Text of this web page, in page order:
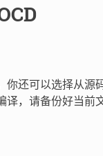
你还可以选择从源
译，请备份好当前